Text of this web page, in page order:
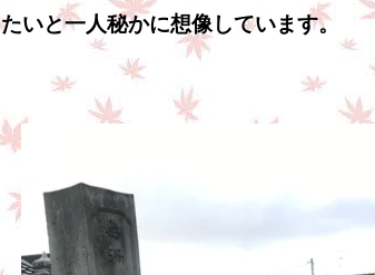
たいと一人秘かに想像しています。